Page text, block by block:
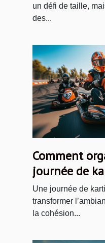
un défi de taille,
des...
Comment
journée de
pour votre
Une journée de
transformer
la cohésion...